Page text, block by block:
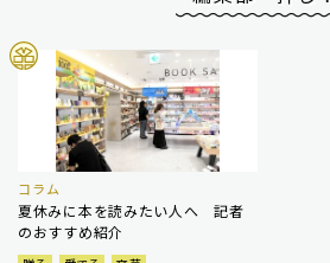
コラム
夏休みに本を読みたい人へ 記者
のおすすめ紹介